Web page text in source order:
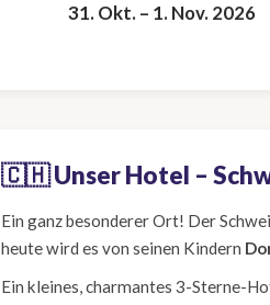
31. Okt. – 1. Nov. 2026
🇨🇭 Unser Hotel –
Ein ganz besonderer Ort! Der
heute wird es von seinen Kindern
Ein kleines, charmantes 3-Sterne-